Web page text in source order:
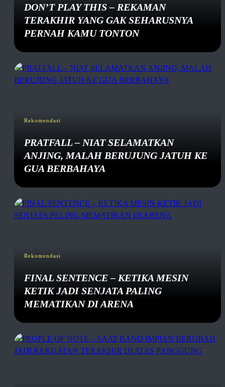
DON’T PLAY THIS – REKAMAN
TERAKHIR YANG GAK SEHARUSNYA
PERNAH KAMU TONTON
Rekomendasi
PRATFALL – NIAT SELAMATKAN
ANJING, MALAH BERUJUNG JATUH KE
GUA BERBAHAYA
Rekomendasi
FINAL SENTENCE – KETIKA MESIN
KETIK JADI SENJATA PALING
MEMATIKAN DI ARENA